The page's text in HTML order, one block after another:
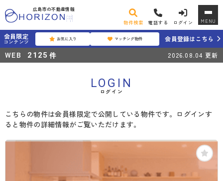
広島市の不動産情報
物件検索 電話する ログイン MENU
会員限定
コンテンツ お気に入り マッチング物件 会員登録はこちら
WEB 2125 件 2026.08.04 更新
LOGIN
ログイン
こちらの物件は会員様限定で公開している物件です。ログインす
ると物件の詳細情報がご覧いただけます。